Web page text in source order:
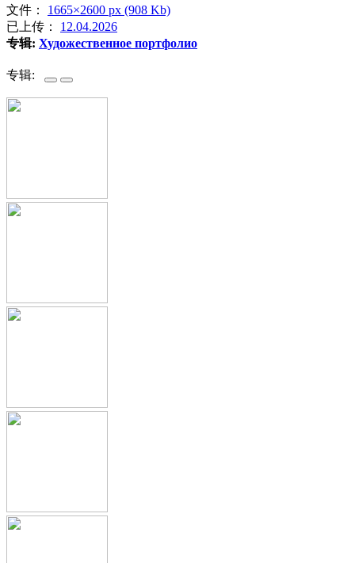
文件： 1665×2600 px (908 Kb)
已上传： 12.04.2026
专辑: Художественное портфолио
专辑: